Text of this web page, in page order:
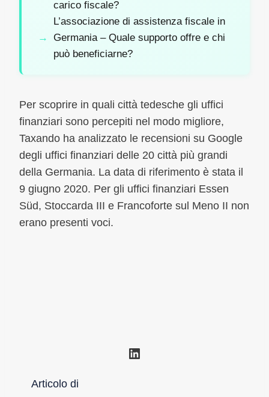
carico fiscale?
L’associazione di assistenza fiscale in
Germania – Quale supporto offre e chi
può beneficiarne?
Per scoprire in quali città tedesche gli uffici
finanziari sono percepiti nel modo migliore,
Taxando ha analizzato le recensioni su Google
degli uffici finanziari delle 20 città più grandi
della Germania. La data di riferimento è stata il
9 giugno 2020. Per gli uffici finanziari Essen
Süd, Stoccarda III e Francoforte sul Meno II non
erano presenti voci.
LinkedIn
Articolo di